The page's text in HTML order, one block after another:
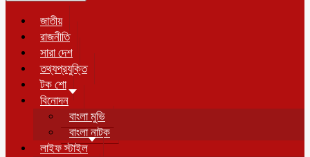
জাতীয়
রাজনীতি
সারা দেশ
তথ্যপ্রযুক্তি
টক শো
বিনোদন
বাংলা মুভি
বাংলা নাটক
লাইফ স্টাইল